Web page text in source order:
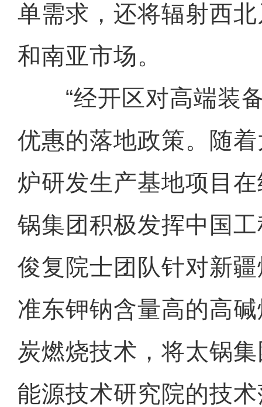
单需求，还将辐射西
和南亚市场。
“经开区对高端装备
优惠的落地政策。随
炉研发生产基地项目
锅集团积极发挥中国
俊复院士团队针对新
准东钾钠含量高的高
炭燃烧技术，将太锅
能源技术研究院的技